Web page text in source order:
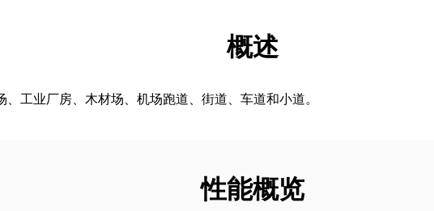
展示
概述
、工业厂房、木材场、机场跑道、街道、车道和小道。
性能概览